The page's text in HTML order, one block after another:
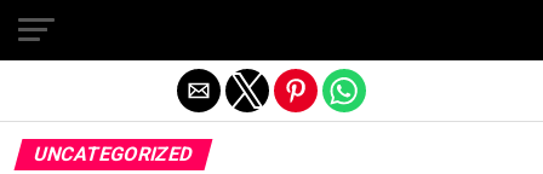
UNCATEGORIZED